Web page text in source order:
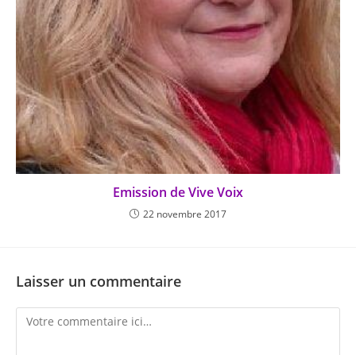
Emission de Vive Voix
22 novembre 2017
Laisser un commentaire